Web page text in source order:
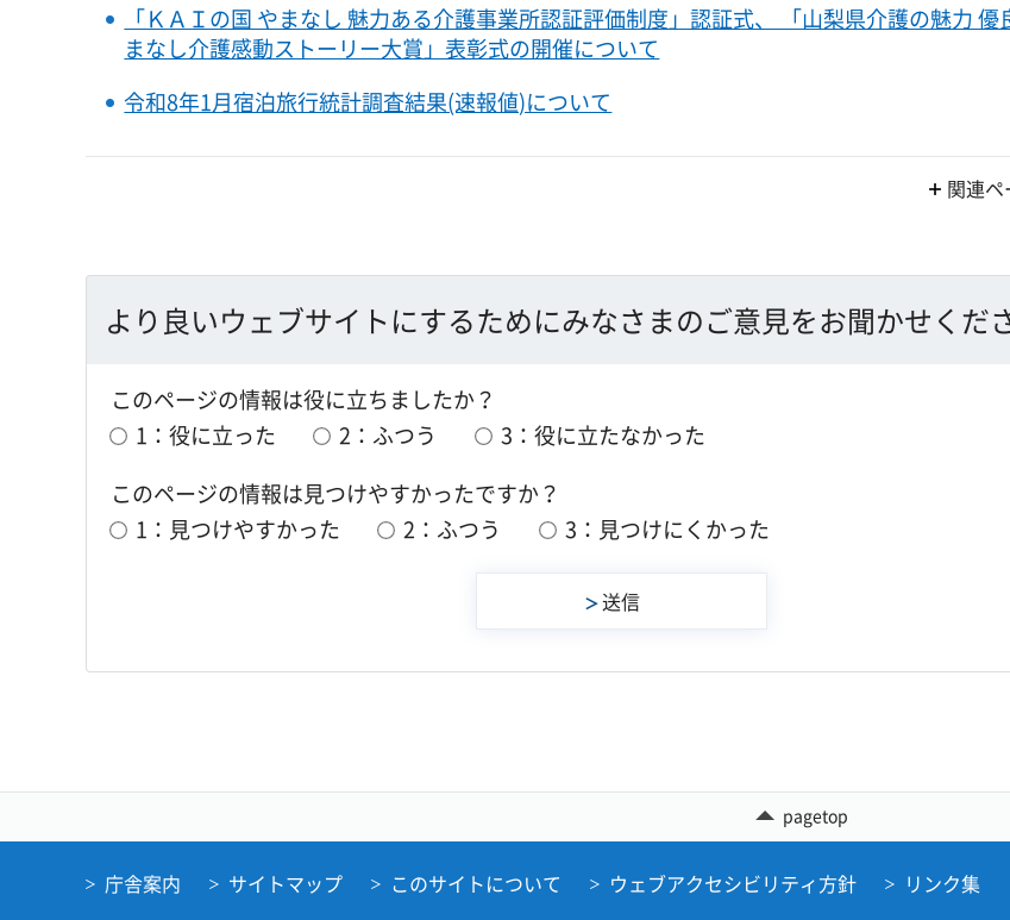
「ＫＡＩの国 やまなし 魅力ある介護事業所認証評価制度」認証式、 「山梨県介護の魅力 優
まなし介護感動ストーリー大賞」表彰式の開催について
令和8年1月宿泊旅行統計調査結果(速報値)について
関連
より良いウェブサイトにするためにみなさまのご意見をお聞かせくだ
このページの情報は役に立ちましたか？
1：役に立った
2：ふつう
3：役に立たなかった
このページの情報は見つけやすかったですか？
1：見つけやすかった
2：ふつう 3：見つけにくかった
pagetop
庁舎案内 サイトマップ このサイトについて ウェブアクセシビリティ方針 リンク集